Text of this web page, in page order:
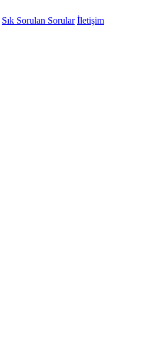
Sık Sorulan Sorular İletişim